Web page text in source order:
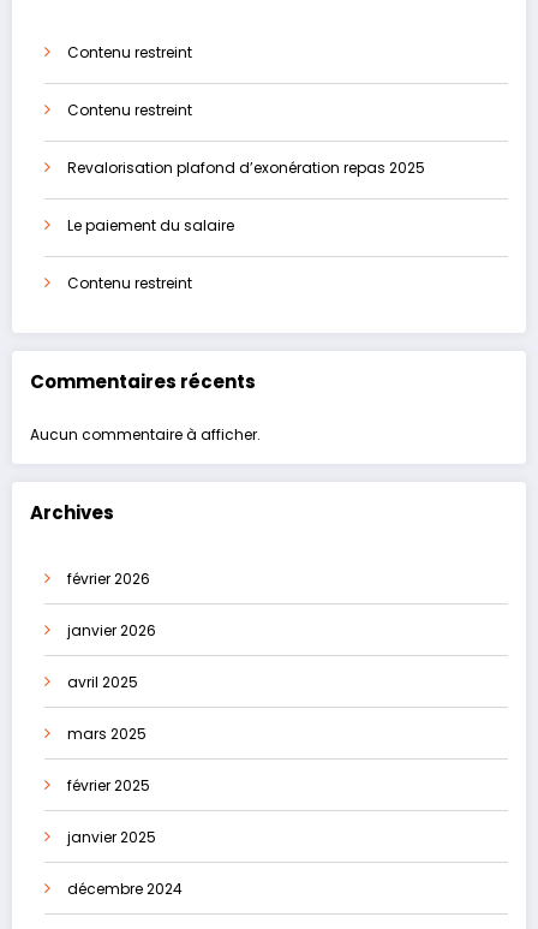
Contenu restreint
Contenu restreint
Revalorisation plafond d’exonération repas 2025
Le paiement du salaire
Contenu restreint
Commentaires récents
Aucun commentaire à afficher.
Archives
février 2026
janvier 2026
avril 2025
mars 2025
février 2025
janvier 2025
décembre 2024